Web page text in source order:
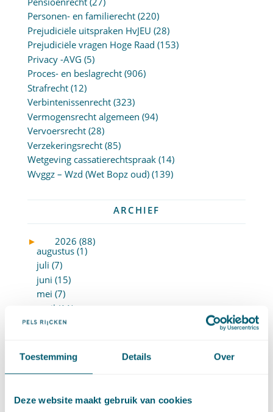
Toestemming Details Over
Deze website maakt gebruik van cookies
Personen- en familierecht(220)
Prejudiciële uitspraken HvJEU (28)
Prejudiciële vragen Hoge Raad (153)
Privacy -AVG (5)
Proces- en beslagrecht(906)
Strafrecht(12)
Verbintenissenrecht(323)
Vermogensrecht algemeen (94)
Vervoersrecht(28)
Verzekeringsrecht(85)
Wetgeving cassatierechtspraak(14)
Wvggz – Wzd (Wet Bopz oud)(139)
ARCHIEF
►
2026 (88)
augustus (1)
juli (7)
juni (15)
mei (7)
april (11)
maart (17)
januari (14)
2025 (153)
december (15)
oktober (15)